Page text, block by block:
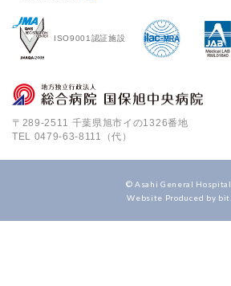
ISO9001認証施設
〒289-2511 千葉県旭市イの1326番地
TEL 0479-63-8111（代）
© Asahi General Hospital.
Website Produced by bit.